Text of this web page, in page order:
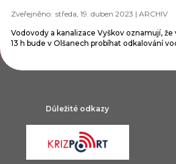
středa, 19. duben 2023 | ARCHIV
Vodovody a kanalizace Vyškov oznamují,
13 h bude v Olšanech probíhat odkalování
Důležité odkazy